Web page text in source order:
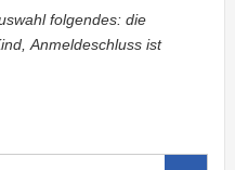
folgendes: die
Anmeldeschluss ist